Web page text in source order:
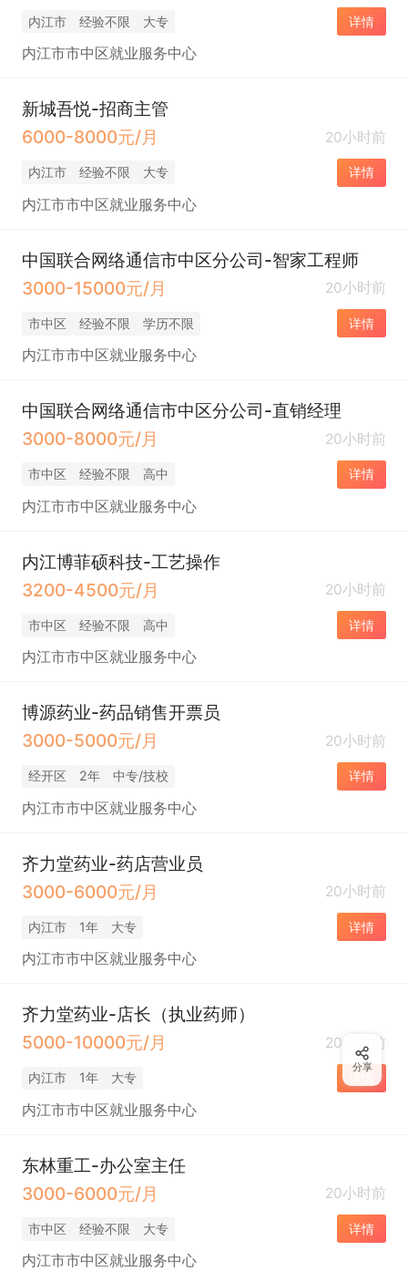
内江市 经验不限 大专 详情
内江市市中区就业服务中心
新城吾悦-招商主管
6000-8000元/月
20小时前
内江市 经验不限 大专 详情
内江市市中区就业服务中心
中国联合网络通信市中区分公司-智家工程师
3000-15000元/月
20小时前
市中区 经验不限 学历不限 详情
内江市市中区就业服务中心
中国联合网络通信市中区分公司-直销经理
3000-8000元/月
20小时前
市中区 经验不限 高中 详情
内江市市中区就业服务中心
内江博菲硕科技-工艺操作
3200-4500元/月
20小时前
市中区 经验不限 高中 详情
内江市市中区就业服务中心
博源药业-药品销售开票员
3000-5000元/月
20小时前
经开区 2年 中专/技校 详情
内江市市中区就业服务中心
齐力堂药业-药店营业员
3000-6000元/月
20小时前
内江市 1年 大专 详情
内江市市中区就业服务中心
齐力堂药业-店长（执业药师）
5000-10000元/月
20小时前
内江市 1年 大专 详情
内江市市中区就业服务中心
东林重工-办公室主任
3000-6000元/月
20小时前
市中区 经验不限 大专 详情
内江市市中区就业服务中心
分享